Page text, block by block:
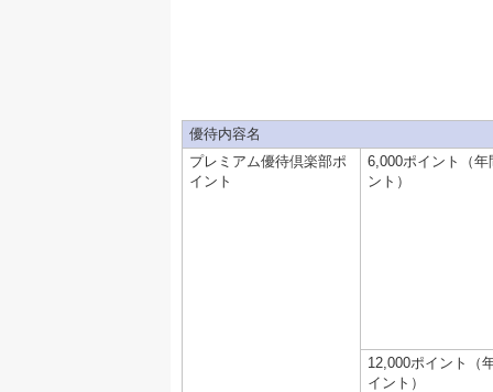
優待内容名
プレミアム優待倶楽部ポ
イント
6,000ポイント（
ント）
12,000ポイント（
イント）